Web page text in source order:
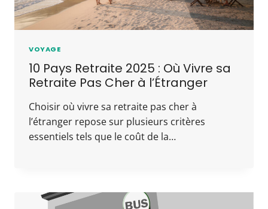
VOYAGE
10 Pays Retraite 2025 : Où Vivre sa
Retraite Pas Cher à l’Étranger
Choisir où vivre sa retraite pas cher à
l’étranger repose sur plusieurs critères
essentiels tels que le coût de la…